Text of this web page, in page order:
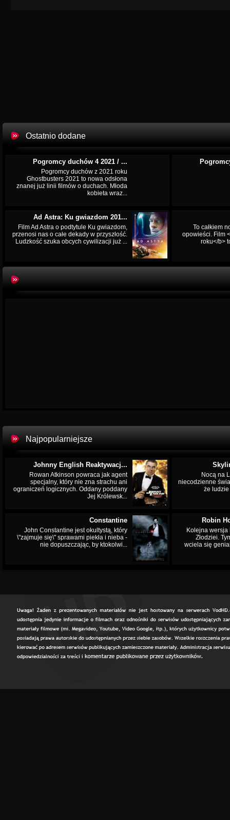
Ostatnio dodane
Pogromcy duchów 4 2021 / ...
Pogromcy duchów z 2021 roku
Ghostbusters 2021 to nowa odsłona
znanej już linii filmów o duchach. Młoda
kobieta wraz...
Ad Astra: Ku gwiazdom 201...
Film Ad Astra o podtytule Ku gwiazdom,
przenosi nas o całe dekady w przyszłość.
Ludzkość szuka obcych cywilizacji już ...
To całkiem
opowieści. Film
roku</b>
Najpopularniejsze
Johnny English Reaktywacj...
Rowan Atkinson powraca jak agent
specjalny, który nie zna strachu ani
ograniczeń logicznych. Oddany poddany
Jej Królewsk...
Nocą na
niecodzienne
że
Constantine
John Constantine jest okultystą, który
\"zajmuje się\" sprawami piekła i nieba -
nie dopuszczając, by ktokolwi...
Robin
Kolejna wersja
Złodziei.
wciela się